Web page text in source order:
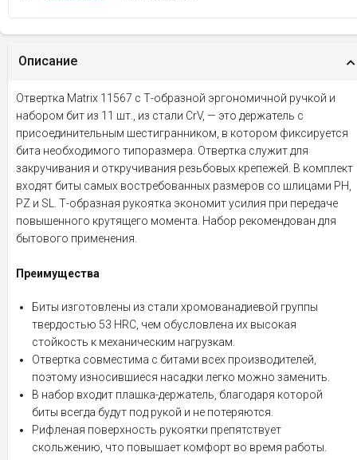
Описание
Отвертка Matrix 11567 с Т-образной эргономичной ручкой и
набором бит из 11 шт., из стали CrV, — это держатель с
присоединительным шестигранником, в котором фиксируется
бита необходимого типоразмера. Отвертка служит для
закручивания и откручивания резьбовых крепежей. В комплект
входят биты самых востребованных размеров со шлицами PH,
PZ и SL. Т-образная рукоятка экономит усилия при передаче
повышенного крутящего момента. Набор рекомендован для
бытового применения.
Преимущества
Биты изготовлены из стали хромованадиевой группы
твердостью 53 HRC, чем обусловлена их высокая
стойкость к механическим нагрузкам.
Отвертка совместима с битами всех производителей,
поэтому износившиеся насадки легко можно заменить.
В набор входит плашка-держатель, благодаря которой
биты всегда будут под рукой и не потеряются.
Рифленая поверхность рукоятки препятствует
скольжению, что повышает комфорт во время работы.